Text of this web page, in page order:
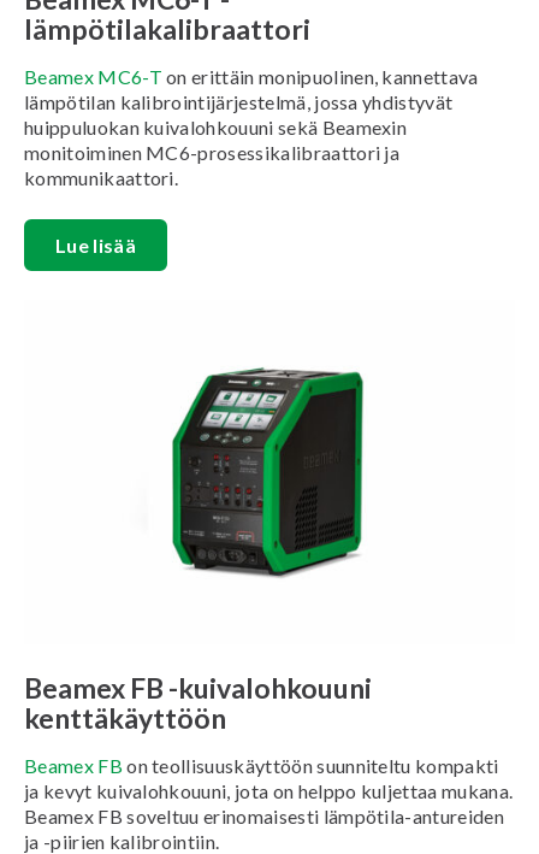
lämpötilakalibraattori
Beamex MC6-T on erittäin monipuolinen, kannettava
lämpötilan kalibrointijärjestelmä, jossa yhdistyvät
huippuluokan kuivalohkouuni sekä Beamexin
monitoiminen MC6-prosessikalibraattori ja
kommunikaattori.
Lue lisää
Beamex FB -kuivalohkouuni
kenttäkäyttöön
Beamex FBon teollisuuskäyttöön suunniteltu kompakti
ja kevyt kuivalohkouuni, jota on helppo kuljettaa mukana.
Beamex FB soveltuu erinomaisesti lämpötila-antureiden
ja -piirien kalibrointiin.